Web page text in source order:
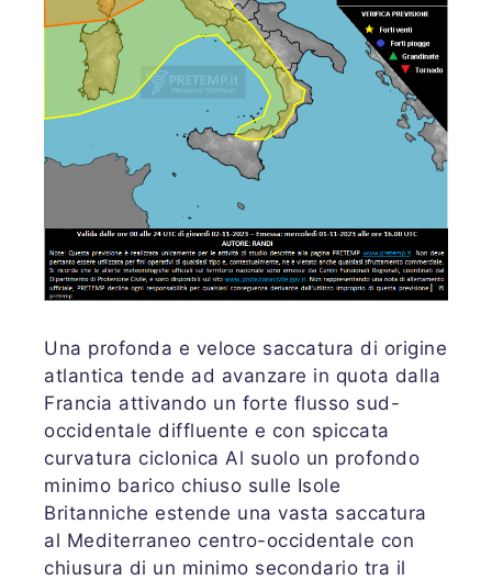
Una profonda e veloce saccatura di origine
atlantica tende ad avanzare in quota dalla
Francia attivando un forte flusso sud-
occidentale diffluente e con spiccata
curvatura ciclonica Al suolo un profondo
minimo barico chiuso sulle Isole
Britanniche estende una vasta saccatura
al Mediterraneo centro-occidentale con
chiusura di un minimo secondario tra il